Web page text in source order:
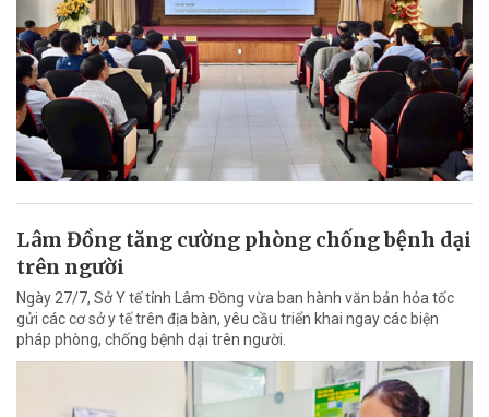
Lâm Đồng tăng cường phòng chống bệnh dại
trên người
Ngày 27/7, Sở Y tế tỉnh Lâm Đồng vừa ban hành văn bản hỏa tốc
gửi các cơ sở y tế trên địa bàn, yêu cầu triển khai ngay các biện
pháp phòng, chống bệnh dại trên người.